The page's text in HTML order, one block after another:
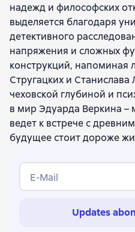
надежд и философских
выделяется благодаря
детективного
напряжения и сложных
конструкций, напоминая
Стругацких и
чеховской глубиной и
в мир Эдуарда Веркина –
ведет к встрече с
будущее стоит дороже
E-Mail
Updates